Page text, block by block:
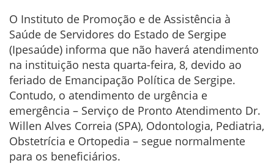
O Instituto de Promoção e de Assistência à
Saúde de Servidores do Estado de Sergipe
(Ipesaúde) informa que não haverá atendimento
na instituição nesta quarta-feira, 8, devido ao
feriado de Emancipação Política de Sergipe.
Contudo, o atendimento de urgência e
emergência – Serviço de Pronto Atendimento Dr.
Willen Alves Correia (SPA), Odontologia, Pediatria,
Obstetrícia e Ortopedia – segue normalmente
para os beneficiários.